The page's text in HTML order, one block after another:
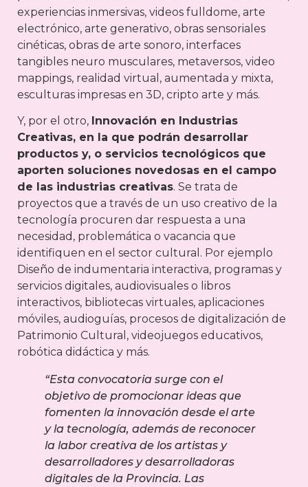
experiencias inmersivas, videos fulldome, arte
electrónico, arte generativo, obras sensoriales
cinéticas, obras de arte sonoro, interfaces
tangibles neuro musculares, metaversos, video
mappings, realidad virtual, aumentada y mixta,
esculturas impresas en 3D, cripto arte y más.
Y, por el otro, Innovación en Industrias
Creativas, en la que podrán desarrollar
productos y, o servicios tecnológicos que
aporten soluciones novedosas en el campo
de las industrias creativas. Se trata de
proyectos que a través de un uso creativo de la
tecnología procuren dar respuesta a una
necesidad, problemática o vacancia que
identifiquen en el sector cultural. Por ejemplo
Diseño de indumentaria interactiva, programas y
servicios digitales, audiovisuales o libros
interactivos, bibliotecas virtuales, aplicaciones
móviles, audioguías, procesos de digitalización de
Patrimonio Cultural, videojuegos educativos,
robótica didáctica y más.
“Esta convocatoria surge con el
objetivo de promocionar ideas que
fomenten la innovación desde el arte
y la tecnología, además de reconocer
la labor creativa de los artistas y
desarrolladores y desarrolladoras
digitales de la Provincia. Las